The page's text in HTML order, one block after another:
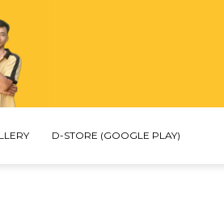
D-STORE (GOOGLE PLAY)